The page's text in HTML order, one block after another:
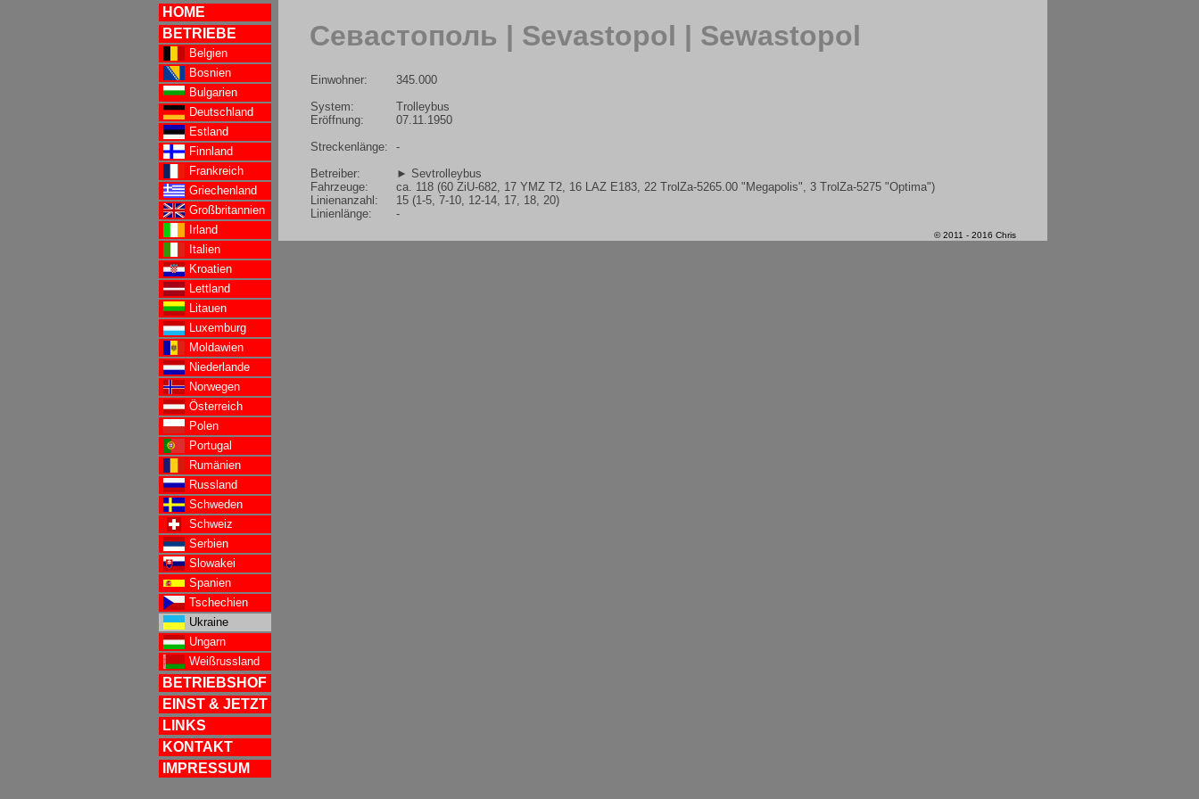
HOME
BETRIEBE
Belgien
Bosnien
Bulgarien
Deutschland
Estland
Finnland
Frankreich
Griechenland
Großbritannien
Irland
Italien
Kroatien
Lettland
Litauen
Luxemburg
Moldawien
Niederlande
Norwegen
Österreich
Polen
Portugal
Rumänien
Russland
Schweden
Schweiz
Serbien
Slowakei
Spanien
Tschechien
Ukraine
Ungarn
Weißrussland
BETRIEBSHOF
EINST & JETZT
LINKS
KONTAKT
IMPRESSUM
Севастополь | Sevastopol | Sewastopol
Einwohner:
System:
Eröffnung:
Streckenlänge:
Betreiber:
Fahrzeuge:
Linienanzahl:
Linienlänge:
345.000
Trolleybus
07.11.1950
-
► Sevtrolleybus
ca. 118 (60 ZiU-682, 17 YMZ T2, 16 LAZ E183, 22 TrolZa-5265.00 "Megapolis", 3 TrolZa-5275 "Optima")
15 (1-5, 7-10, 12-14, 17, 18, 20)
-
© 2011 - 2016 Chris